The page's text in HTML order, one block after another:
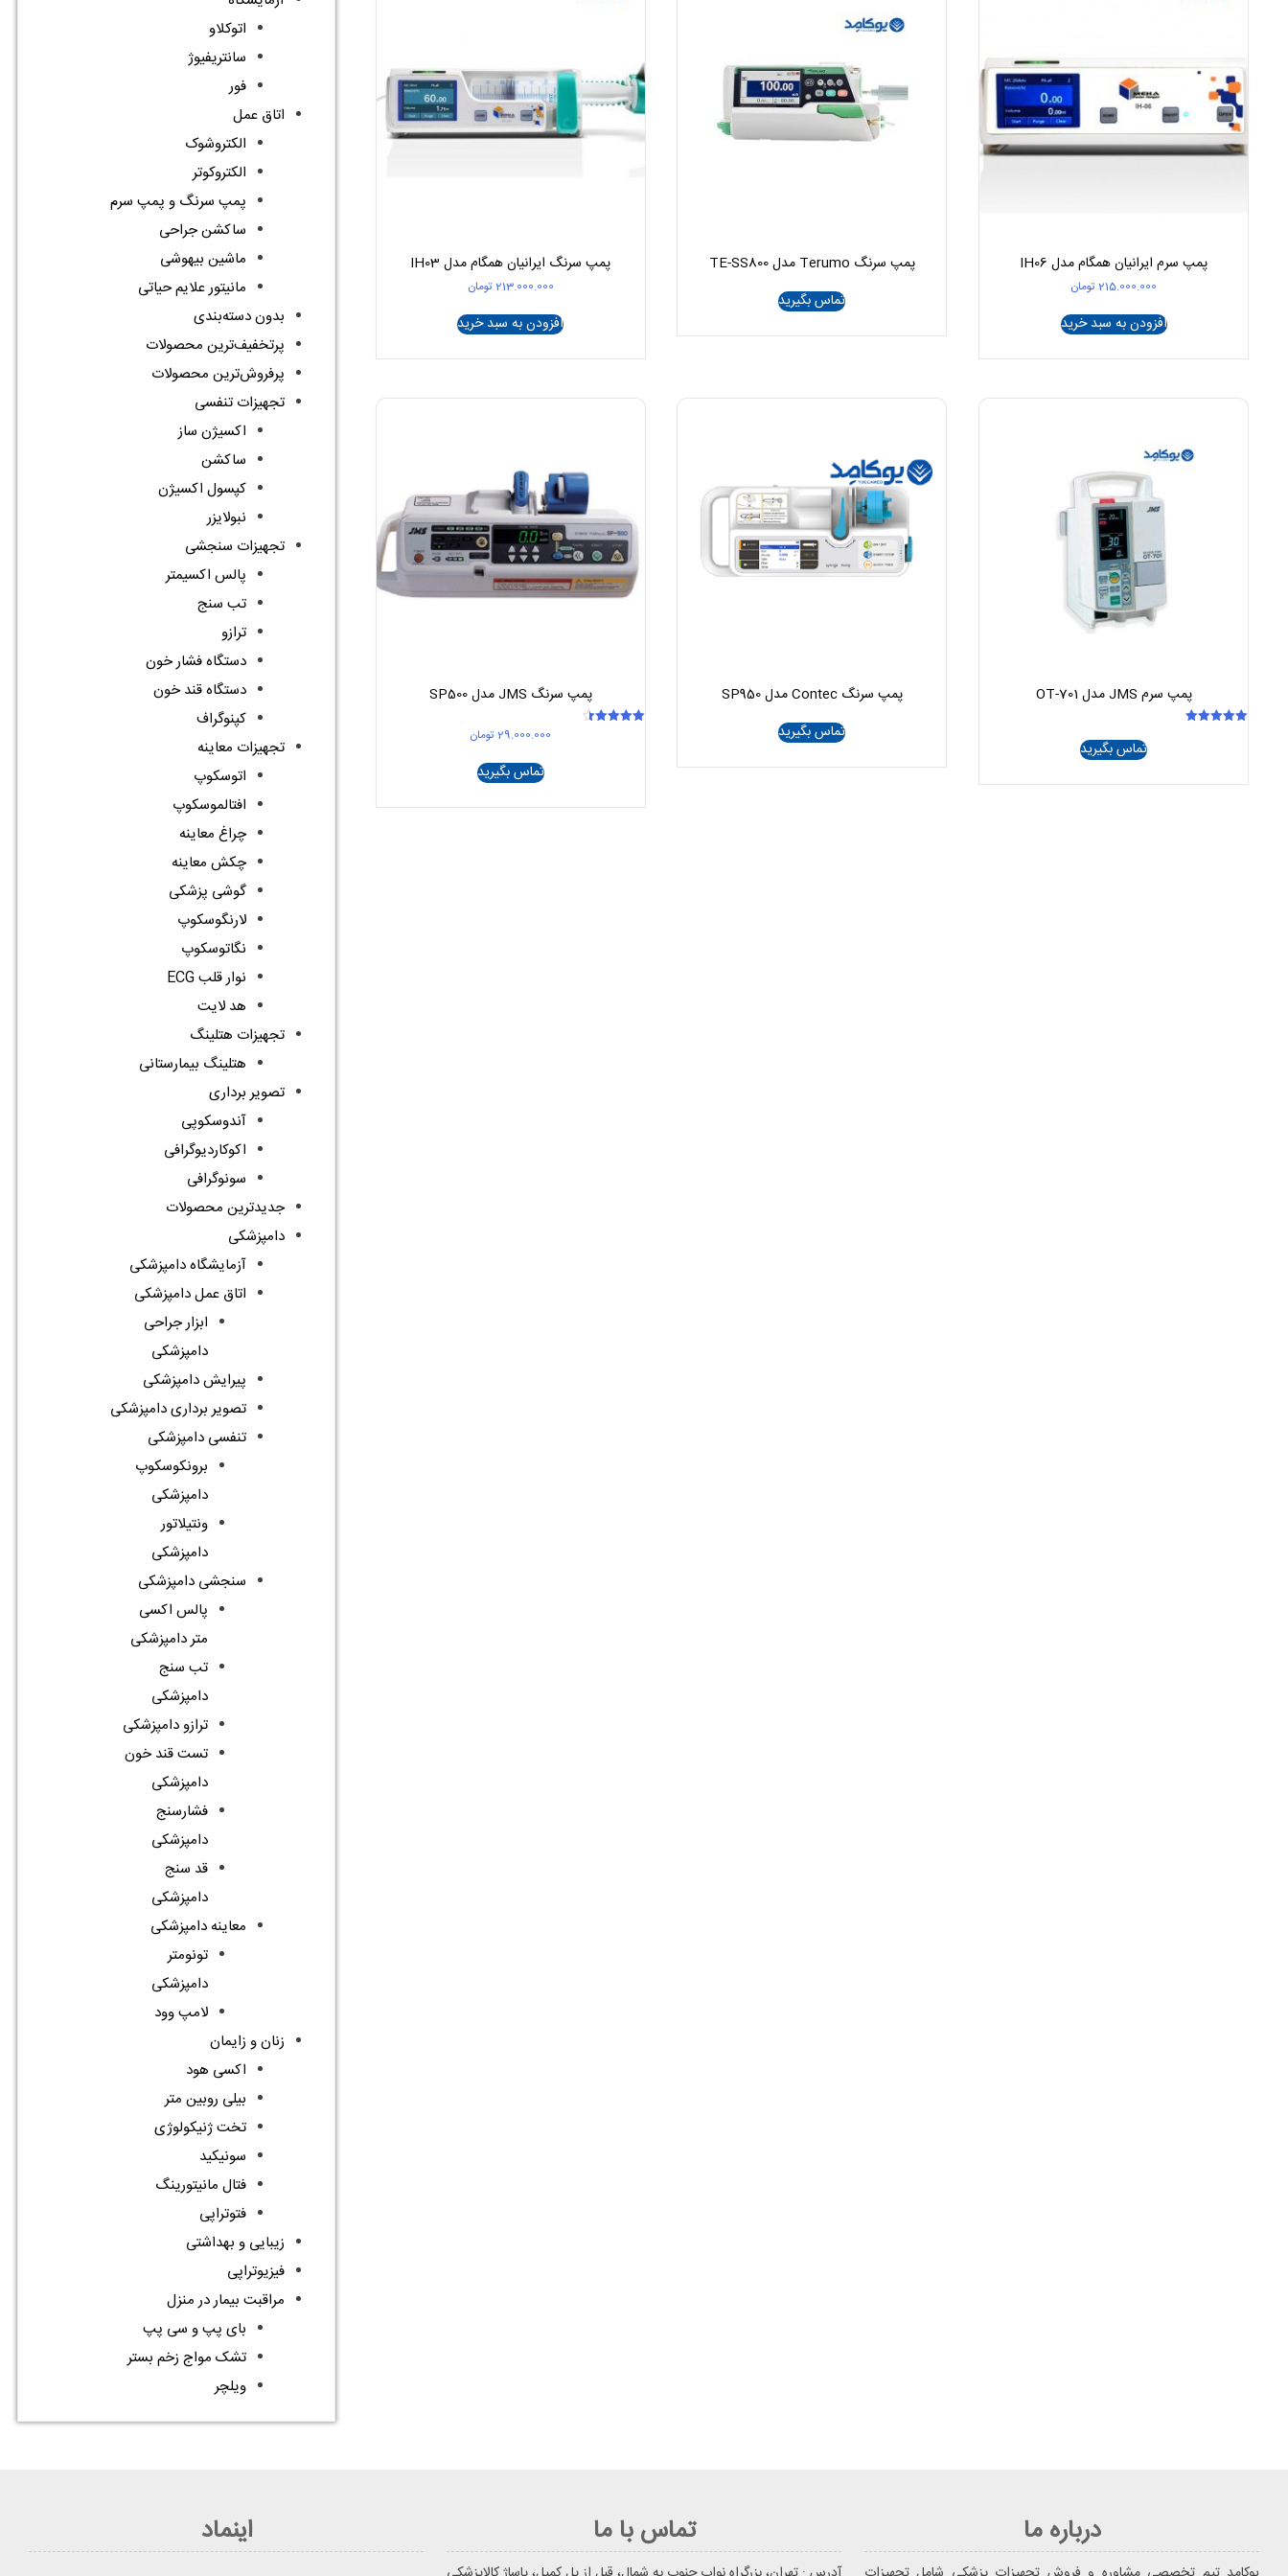
پمپ سرم ایرانیان همگام مدل IH06
215.000.000 تومان
افزودن به سبد خرید
پمپ سرنگ Terumo مدل TE-SS800
تماس بگیرید
پمپ سرنگ ایرانیان همگام مدل IH03
213.000.000 تومان
افزودن به سبد خرید
پمپ سرم JMS مدل OT-701
تماس بگیرید
پمپ سرنگ Contec مدل SP950
تماس بگیرید
پمپ سرنگ JMS مدل SP500
29.000.000 تومان
تماس بگیرید
اتوکلاو
سانتریفیوژ
فور
اتاق عمل
الکتروشوک
الکتروکوتر
پمپ سرنگ و پمپ سرم
ساکشن جراحی
ماشین بیهوشی
مانیتور علایم حیاتی
بدون دسته‌بندی
پرتخفیف‌ترین محصولات
پرفروش‌ترین محصولات
تجهیزات تنفسی
اکسیژن ساز
ساکشن
کپسول اکسیژن
نبولایزر
تجهیزات سنجشی
پالس اکسیمتر
تب سنج
ترازو
دستگاه فشار خون
دستگاه قند خون
کپنوگراف
تجهیزات معاینه
اتوسکوپ
افتالموسکوپ
چراغ معاینه
چکش معاینه
گوشی پزشکی
لارنگوسکوپ
نگاتوسکوپ
نوار قلب ECG
هد لایت
تجهیزات هتلینگ
هتلینگ بیمارستانی
تصویر برداری
آندوسکوپی
اکوکاردیوگرافی
سونوگرافی
جدیدترین محصولات
دامپزشکی
آزمایشگاه دامپزشکی
اتاق عمل دامپزشکی
ابزار جراحی
دامپزشکی
پیرایش دامپزشکی
تصویر برداری دامپزشکی
تنفسی دامپزشکی
برونکوسکوپ
دامپزشکی
ونتیلاتور
دامپزشکی
سنجشی دامپزشکی
پالس اکسی
متر دامپزشکی
تب سنج
دامپزشکی
ترازو دامپزشکی
تست قند خون
دامپزشکی
فشارسنج
دامپزشکی
قد سنج
دامپزشکی
معاینه دامپزشکی
تونومتر
دامپزشکی
لامپ وود
زنان و زایمان
اکسی هود
بیلی روبین متر
تخت ژنیکولوژی
سونیکید
فتال مانیتورینگ
فتوتراپی
زیبایی و بهداشتی
فیزیوتراپی
مراقبت بیمار در منزل
بای پپ و سی پپ
تشک مواج زخم بستر
ویلچر
درباره ما تماس با ما اینماد